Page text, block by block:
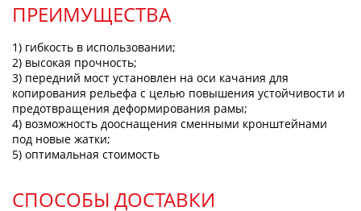
ПРЕИМУЩЕСТВА
1) гибкость в использовании;
2) высокая прочность;
3) передний мост установлен на оси качания для
копирования рельефа с целью повышения устойчивости и
предотвращения деформирования рамы;
4) возможность дооснащения сменными кронштейнами
под новые жатки;
5) оптимальная стоимость
СПОСОБЫ ДОСТАВКИ